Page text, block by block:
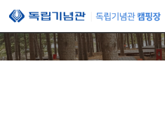
본문 바로가기